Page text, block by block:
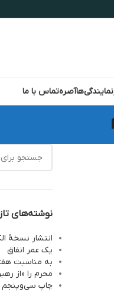
نمایندگی‌هاآصرهتماس با ما
نوشته‌های
انتشار نسخۀ
یک عمر انفاق
به مناسبت
محرم را «از
چاپ سی‌‌وپنجم